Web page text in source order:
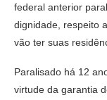
federal anterior
dignidade, respeito
vão ter suas
Paralisado há 12
virtude da garantia